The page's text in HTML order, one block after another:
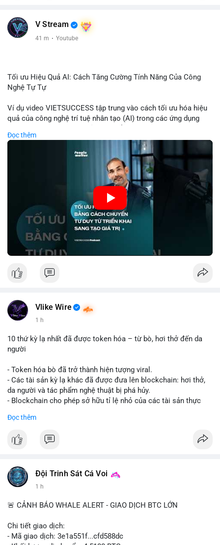
V Stream
41 m · Youtube
Tối ưu Hiệu Quả AI: Cách Tăng Cường Tính Năng Của Công
Nghệ Tự Tự
Ví dụ video VIETSUCCESS tập trung vào cách tối ưu hóa hiệu
quả của công nghệ trí tuệ nhân tạo (AI) trong các ứng dụng
đoán xu hướng thị trường, và tự động hóa quy trình trong lĩnh
vực tài chính và crypto. Bài đăng nhấn mạnh vai trò của AI
trong việc giảm thiểu sai lầm, tăng tốc độ xử lý, và hỗ trợ quyết
định dựa trên dữ liệu. Điều này đặc biệt quan trọng trong thời
kỳ phát triển nhanh chóng của ngành crypto, nơi tính chính xác
và tốc độ là yếu tố quyết định.
🎥 Xem video trực tiếp tại:
Nguồn: VIETSUCCESS
Đọc thêm
Vlike Wire
1 h
10 thứ kỳ lạ nhất đã được token hóa – từ bò, hơi thở đến da
người
- Token hóa bò đã trở thành hiện tượng viral.
- Các tài sản kỳ lạ khác đã được đưa lên blockchain: hơi thở,
da người và tác phẩm nghệ thuật bị phá hủy.
- Blockchain cho phép sở hữu tỉ lệ nhỏ của các tài sản thực
- Câu hỏi về pháp lý, đạo đức và bảo mật đang được đặt ra.
bất thường.
$btc $eth
#vlikevn #titanbot
📰 Nguồn: Cointelegraph
Đọc thêm
Đội Trinh Sát Cá Voi
1 h
🚨 CẢNH BÁO WHALE ALERT - GIAO DỊCH BTC LỚN
Chi tiết giao dịch:
- Mã giao dịch: 3e1a551f...cfd588dc